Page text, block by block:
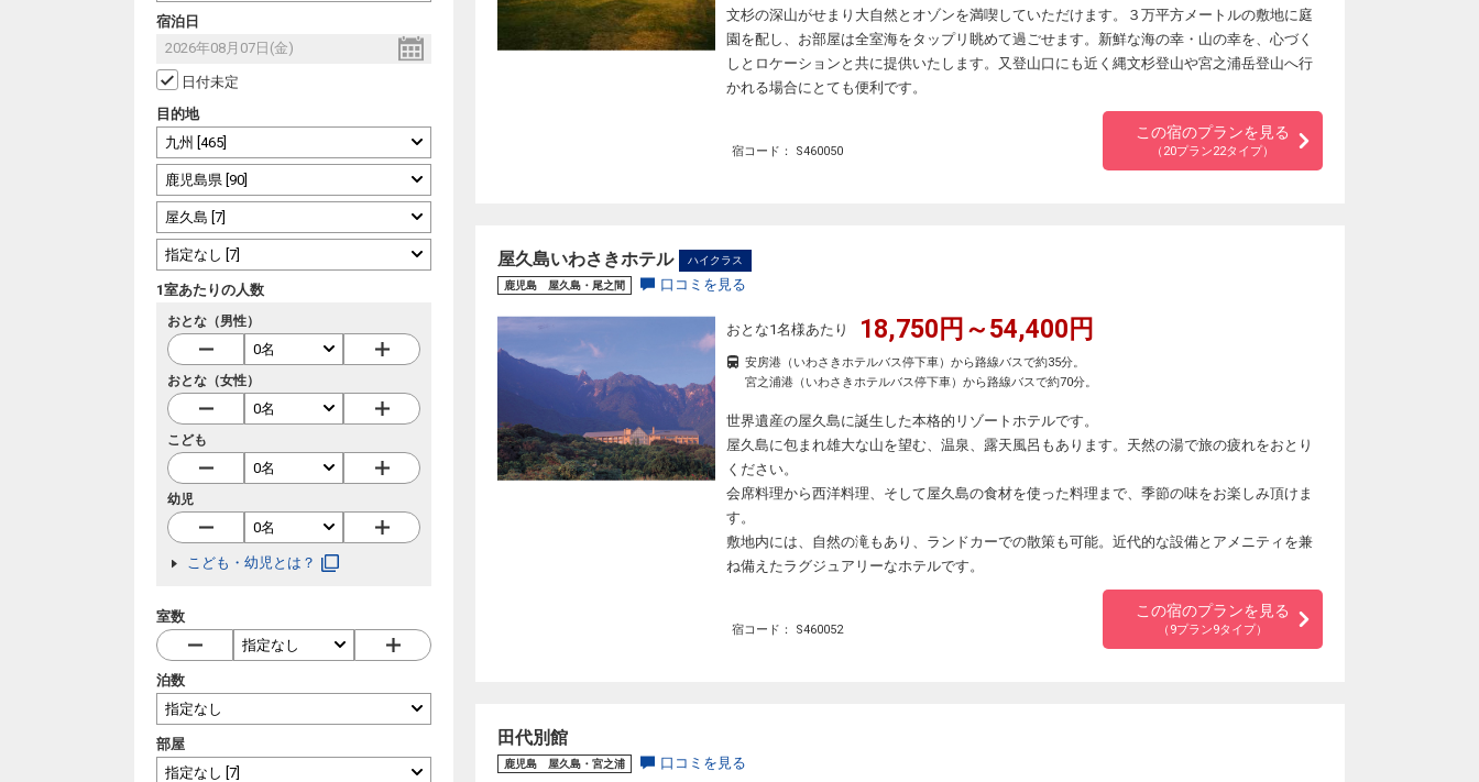
宿泊日
日付未定
目的地
1室あたりの人数
おとな（男性）
おとな（女性）
こども
幼児
こども・幼児とは？
室数
泊数
部屋
文杉の深山がせまり大自然とオゾンを満喫していただけます。３万平方メートルの敷地に庭
園を配し、お部屋は全室海をタップリ眺めて過ごせます。新鮮な海の幸・山の幸を、心づく
しとロケーションと共に提供いたします。又登山口にも近く縄文杉登山や宮之浦岳登山へ行
かれる場合にとても便利です。
宿コード： S460050
この宿のプランを見る
（20プラン22タイプ）
屋久島いわさきホテル ハイクラス
鹿児島 屋久島・尾之間 口コミを見る
おとな1名様あたり 18,750円～54,400円
安房港（いわさきホテルバス停下車）から路線バスで約35分。
宮之浦港（いわさきホテルバス停下車）から路線バスで約70分。
世界遺産の屋久島に誕生した本格的リゾートホテルです。
屋久島に包まれ雄大な山を望む、温泉、露天風呂もあります。天然の湯で旅の疲れをおとり
ください。
会席料理から西洋料理、そして屋久島の食材を使った料理まで、季節の味をお楽しみ頂けま
す。
敷地内には、自然の滝もあり、ランドカーでの散策も可能。近代的な設備とアメニティを兼
ね備えたラグジュアリーなホテルです。
宿コード： S460052
この宿のプランを見る
（9プラン9タイプ）
田代別館
鹿児島 屋久島・宮之浦 口コミを見る